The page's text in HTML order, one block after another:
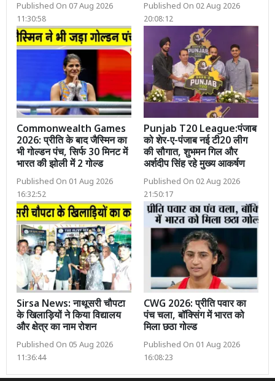
Published On 07 Aug 2026
11:30:58
Published On 02 Aug 2026
20:08:12
Commonwealth Games
2026: प्रीति के बाद जैस्मिन का
भी गोल्डन पंच, सिर्फ 30 मिनट में
भारत की झोली में 2 गोल्ड
Published On 01 Aug 2026
16:32:52
Punjab T20 League:पंजाब
को शेर-ए-पंजाब नई टी20 लीग
की सौगात, शुभमन गिल और
अर्शदीप सिंह रहे मुख्य आकर्षण
Published On 02 Aug 2026
21:50:17
Sirsa News: नाथूसरी चौपटा
के खिलाड़ियों ने किया विद्यालय
और क्षेत्र का नाम रोशन
Published On 05 Aug 2026
11:36:44
CWG 2026: प्रीति पवार का
पंच चला, बॉक्सिंग में भारत को
मिला छठा गोल्ड
Published On 01 Aug 2026
16:08:23